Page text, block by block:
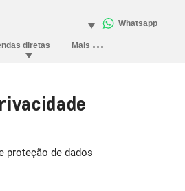
proteção de dados